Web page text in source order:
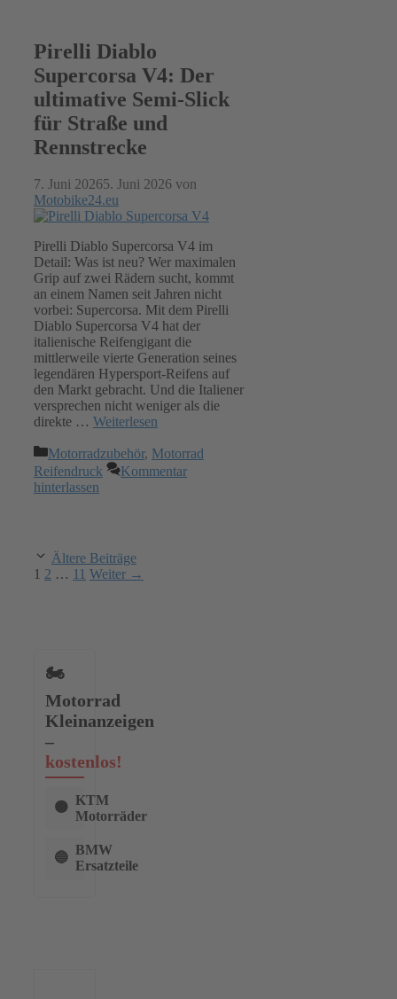
Pirelli Diablo
Supercorsa V4: Der
ultimative Semi-Slick
für Straße und
Rennstrecke
7. Juni 20265. Juni 2026 von
Motobike24.eu
Pirelli Diablo Supercorsa V4 im
Detail: Was ist neu? Wer maximalen
Grip auf zwei Rädern sucht, kommt
an einem Namen seit Jahren nicht
vorbei: Supercorsa. Mit dem Pirelli
Diablo Supercorsa V4 hat der
italienische Reifengigant die
mittlerweile vierte Generation seines
legendären Hypersport-Reifens auf
den Markt gebracht. Und die Italiener
versprechen nicht weniger als die
direkte … Weiterlesen
Kategorien
Motorradzubehör, Motorrad
Reifendruck
Kommentar
hinterlassen
Ältere Beiträge
Seite
1 Seite
2 … Seite
11 Weiter →
🏍️
Motorrad
Kleinanzeigen
–
kostenlos!
🟠 KTM
Motorräder
🔵
BMW
Ersatzteile